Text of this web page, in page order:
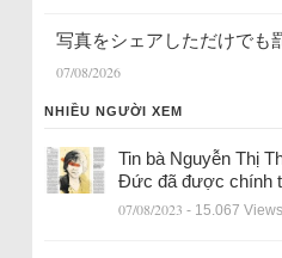
写真をシェアしただけでも
07/08/2026
NHIỀU NGƯỜI XEM
Tin bà Nguyễn Thị
Đức đã được chính
07/08/2023 - 15.067 Views